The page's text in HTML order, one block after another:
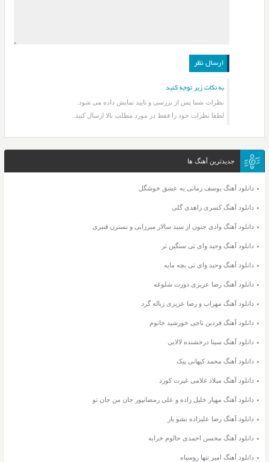
به نکات زیر توجه کنید
نظرات شما پس از بررسی و تایید نمایش داده می شود.
لطفا نظرات خود را فقط در مورد مطلب بالا ارسال کنید.
جدیدترین آهنگ ها
دانلود آهنگ یوسف زمانی یه عشق خوشگل
دانلود آهنگ کسری زاهدی گلی
دانلود آهنگ وادی جنون از سید سالار میرزایی و نسترن قنبری
دانلود آهنگ وحید وای تی سنگین تر
دانلود آهنگ وحید وای تی بچه مایه
دانلود آهنگ رضا عزیزی دورت شلوغه
دانلود آهنگ مهراب و رضا عزیزی زباله گرد
دانلود آهنگ فردین ناجی خورشید خانوم
دانلود آهنگ سینا درخشنده لالایی
دانلود آهنگ محمد کیهانی پیک
دانلود آهنگ میلاد غلامی غیرت کورد
دانلود آهنگ مهیار خلیل زاده و علی رمضانپور جان من جان تو
دانلود آهنگ رضا علیزاده نشو یار
دانلود آهنگ محسن احمدی حالوم خرابه
دانلود آهنگ امیر تنها روسیاه